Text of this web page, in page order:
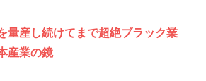
量産し続けてまで超絶ブラック業
産業の鏡